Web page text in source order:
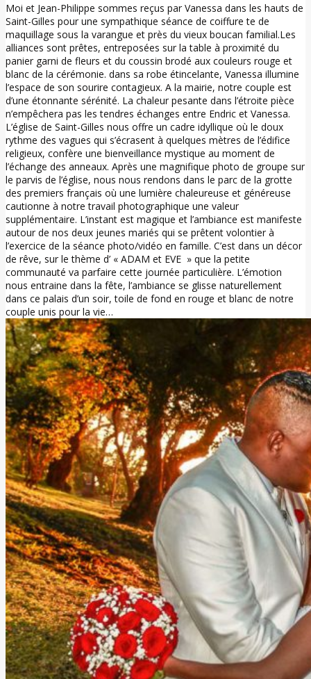
Moi et Jean-Philippe sommes reçus par Vanessa dans les hauts de
Saint-Gilles pour une sympathique séance de coiffure te de
maquillage sous la varangue et près du vieux boucan familial.Les
alliances sont prêtes, entreposées sur la table à proximité du
panier garni de fleurs et du coussin brodé aux couleurs rouge et
blanc de la cérémonie. dans sa robe étincelante, Vanessa illumine
l’espace de son sourire contagieux. A la mairie, notre couple est
d’une étonnante sérénité. La chaleur pesante dans l’étroite pièce
n’empêchera pas les tendres échanges entre Endric et Vanessa.
L’église de Saint-Gilles nous offre un cadre idyllique où le doux
rythme des vagues qui s’écrasent à quelques mètres de l’édifice
religieux, confère une bienveillance mystique au moment de
l’échange des anneaux. Après une magnifique photo de groupe sur
le parvis de l’église, nous nous rendons dans le parc de la grotte
des premiers français où une lumière chaleureuse et généreuse
cautionne à notre travail photographique une valeur
supplémentaire. L’instant est magique et l’ambiance est manifeste
autour de nos deux jeunes mariés qui se prêtent volontier à
l’exercice de la séance photo/vidéo en famille. C’est dans un décor
de rêve, sur le thème d’ « ADAM et EVE » que la petite
communauté va parfaire cette journée particulière. L’émotion
nous entraine dans la fête, l’ambiance se glisse naturellement
dans ce palais d’un soir, toile de fond en rouge et blanc de notre
couple unis pour la vie…